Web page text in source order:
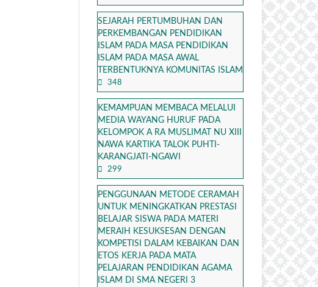
SEJARAH PERTUMBUHAN DAN
PERKEMBANGAN PENDIDIKAN
ISLAM PADA MASA PENDIDIKAN
ISLAM PADA MASA AWAL
TERBENTUKNYA KOMUNITAS ISLAM
348
KEMAMPUAN MEMBACA MELALUI
MEDIA WAYANG HURUF PADA
KELOMPOK A RA MUSLIMAT NU XIII
NAWA KARTIKA TALOK PUHTI-
KARANGJATI-NGAWI
299
PENGGUNAAN METODE CERAMAH
UNTUK MENINGKATKAN PRESTASI
BELAJAR SISWA PADA MATERI
MERAIH KESUKSESAN DENGAN
KOMPETISI DALAM KEBAIKAN DAN
ETOS KERJA PADA MATA
PELAJARAN PENDIDIKAN AGAMA
ISLAM DI SMA NEGERI 3